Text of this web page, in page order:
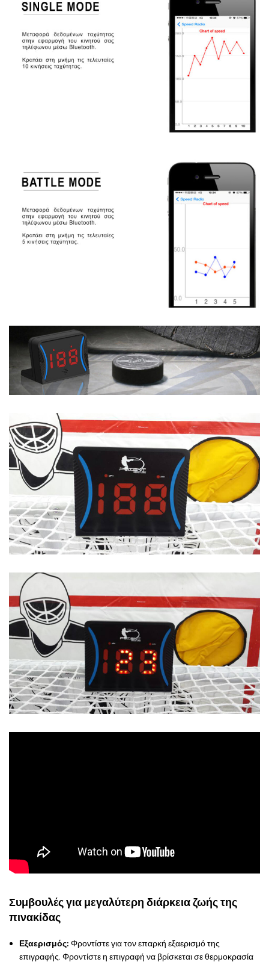
Συμβουλές για μεγαλύτερη διάρκεια ζωής της
πινακίδας
Εξαερισμός: Φροντίστε για τον επαρκή εξαερισμό της
επιγραφής. Φροντίστε η επιγραφή να βρίσκεται σε θερμοκρασία